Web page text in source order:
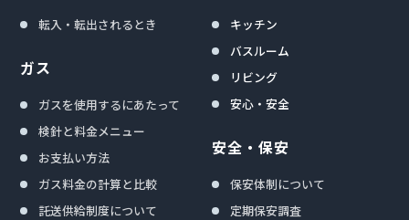
転入・転出されるとき
ガス
ガスを使用するにあたって
検針と料金メニュー
お支払い方法
ガス料金の計算と比較
託送供給制度について
キッチン
バスルーム
リビング
安心・安全
安全・保安
保安体制について
定期保安調査